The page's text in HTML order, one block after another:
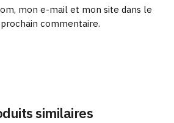
mon e-mail et mon site dans le
commentaire.
similaires